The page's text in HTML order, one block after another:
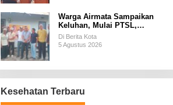
Warga Airmata Sampaikan
Keluhan, Mulai PTSL,
Ketersediaan Minyak Tanah &
Lahan Pemakaman
Di Berita Kota
5 Agustus 2026
Kesehatan Terbaru